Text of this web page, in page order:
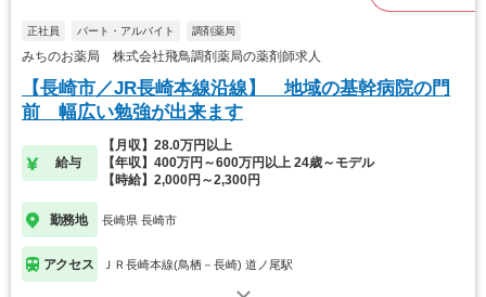
正社員 パート・アルバイト 調剤薬局
みちのお薬局 株式会社飛鳥調剤薬局の薬剤師求人
【長崎市／JR長崎本線沿線】 地域の基幹病院の門
前 幅広い勉強が出来ます
給与
【月収】28.0万円以上
【年収】400万円～600万円以上 24歳～モデル
【時給】2,000円～2,300円
勤務地 長崎県 長崎市
アクセス ＪＲ長崎本線(鳥栖－長崎) 道ノ尾駅